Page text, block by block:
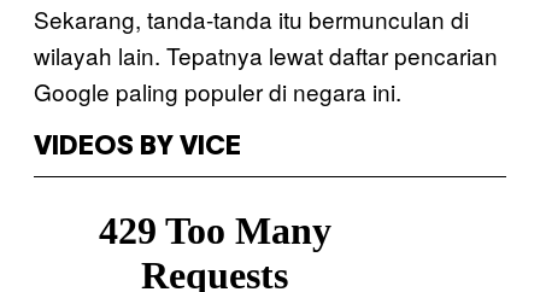
Sekarang, tanda-tanda itu bermunculan di
wilayah lain. Tepatnya lewat daftar pencarian
Google paling populer di negara ini.
VIDEOS BY VICE